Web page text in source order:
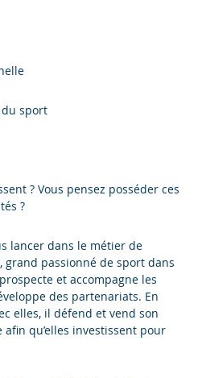
du sport
? Vous pensez posséder ces
?
lancer dans le métier de
, grand passionné de sport dans
et accompagne les
des partenariats. En
elles, il défend et vend son
qu’elles investissent pour